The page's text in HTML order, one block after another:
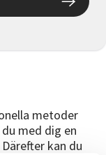
metoder
med dig en
kan du